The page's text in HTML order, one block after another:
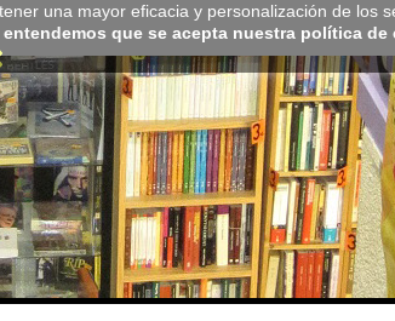
una mayor eficacia y personalización de los
que se acepta nuestra política de